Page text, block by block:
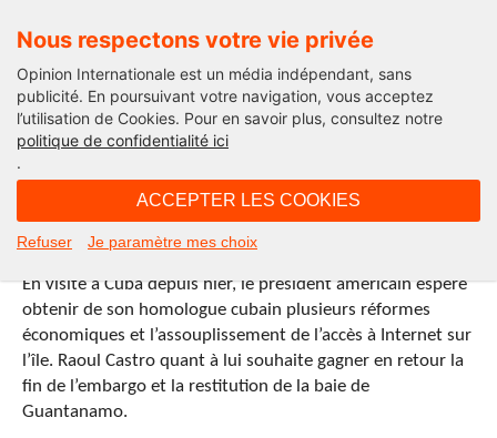
Nous respectons votre vie privée
Opinion Internationale est un média indépendant, sans
publicité. En poursuivant votre navigation, vous acceptez
l’utilisation de Cookies. Pour en savoir plus, consultez notre
politique de confidentialité ici
.
ACCEPTER LES COOKIES
Refuser Je paramètre mes choix
Rencontre entre Obama et Castro
lundi 21 mars 2016 - 10H09
En visite à Cuba depuis hier, le président américain espère
obtenir de son homologue cubain plusieurs réformes
économiques et l’assouplissement de l’accès à Internet sur
l’île. Raoul Castro quant à lui souhaite gagner en retour la
fin de l’embargo et la restitution de la baie de
Guantanamo.